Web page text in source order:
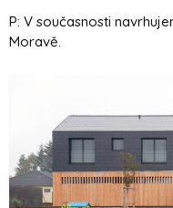
P: V současnosti
Moravě.